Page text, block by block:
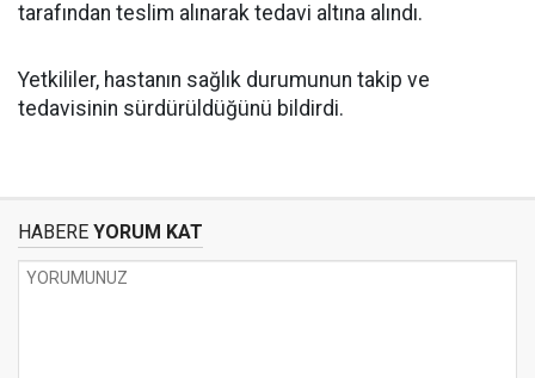
tarafından teslim alınarak tedavi altına alındı.
Yetkililer, hastanın sağlık durumunun takip ve
tedavisinin sürdürüldüğünü bildirdi.
HABERE YORUM KAT